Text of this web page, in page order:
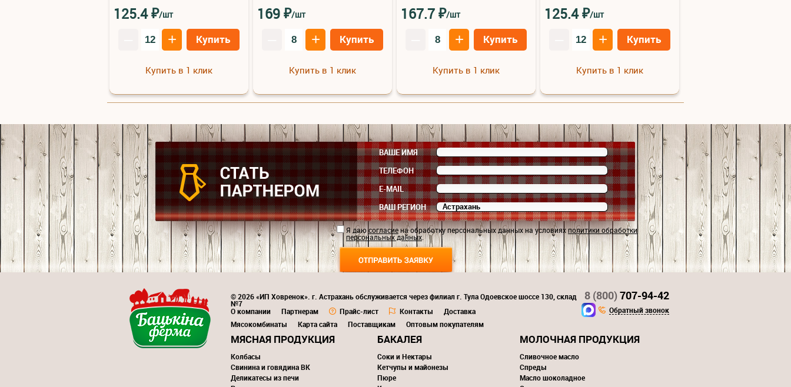
125.4₽/шт
+ Купить
Купить в 1 клик
169₽/шт
+ Купить
Купить в 1 клик
167.7₽/шт
+ Купить
Купить в 1 клик
125.4₽/шт
+ Купить
Купить в 1 клик
ВАШЕ ИМЯ
ТЕЛЕФОН
E-MAIL
ВАШ РЕГИОН
Я даюсогласиена обработку персональных данных на условияхполитики обработки
персональных данных
© 2026 «ИП Ховренок». г. Астрахань обслуживается через филиал г. Тула Одоевское шоссе 130, склад
№7
О компании
Партнерам Прайс-лист Контакты
Доставка
Мясокомбинаты
Карта сайта Поставщикам Оптовым покупателям
8 (800)707-94-42
Обратный звонок
МЯСНАЯ ПРОДУКЦИЯ
Колбасы
Свинина и говядина ВК
Деликатесы из печи
БАКАЛЕЯ
Соки и Нектары
Кетчупы и майонезы
Пюре
МОЛОЧНАЯ ПРОДУКЦИЯ
Сливочное масло
Спреды
Масло шоколадное